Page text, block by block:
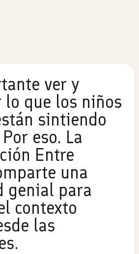
ver y
lo que los niños
sintiendo
eso. La
Entre
una
genial para
contexto
las